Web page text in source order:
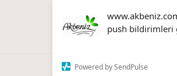
push bildirimleri
Powered by SendPulse